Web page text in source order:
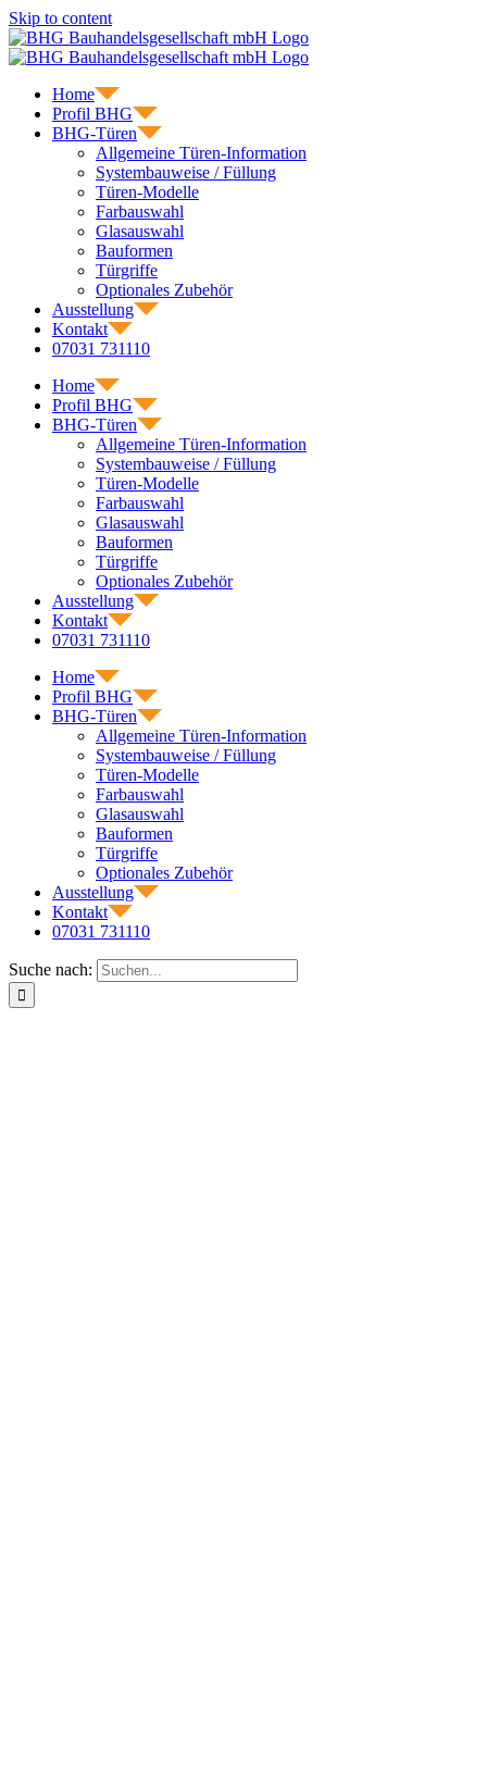
Skip to content
Home
Profil BHG
BHG-Türen
Allgemeine Türen-Information
Systembauweise / Füllung
Türen-Modelle
Farbauswahl
Glasauswahl
Bauformen
Türgriffe
Optionales Zubehör
Ausstellung
Kontakt
07031 731110
Home
Profil BHG
BHG-Türen
Allgemeine Türen-Information
Systembauweise / Füllung
Türen-Modelle
Farbauswahl
Glasauswahl
Bauformen
Türgriffe
Optionales Zubehör
Ausstellung
Kontakt
07031 731110
Home
Profil BHG
BHG-Türen
Allgemeine Türen-Information
Systembauweise / Füllung
Türen-Modelle
Farbauswahl
Glasauswahl
Bauformen
Türgriffe
Optionales Zubehör
Ausstellung
Kontakt
07031 731110
Suche nach: